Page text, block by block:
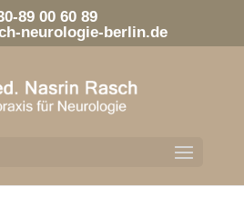
89 00 60 89
neurologie-berlin.de